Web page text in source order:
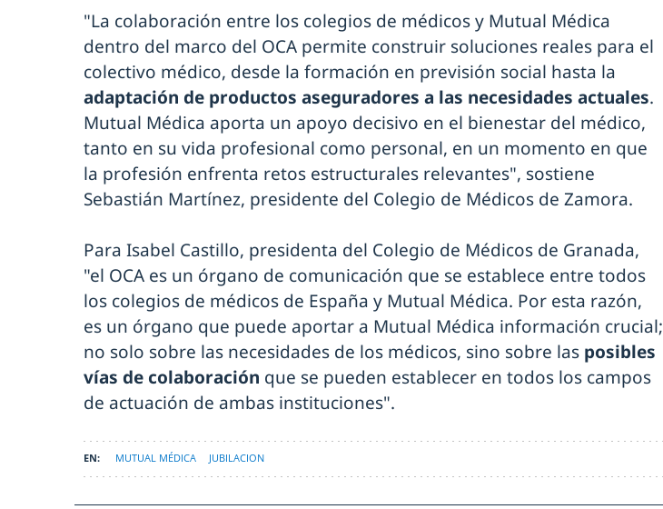
"La colaboración entre los colegios de médicos y Mutual Médica
dentro del marco del OCA permite construir soluciones reales para el
colectivo médico, desde la formación en previsión social hasta la
adaptación de productos aseguradores a las necesidades actuales.
Mutual Médica aporta un apoyo decisivo en el bienestar del médico,
tanto en su vida profesional como personal, en un momento en que
la profesión enfrenta retos estructurales relevantes", sostiene
Sebastián Martínez, presidente del Colegio de Médicos de Zamora.
Para Isabel Castillo, presidenta del Colegio de Médicos de Granada,
"el OCA es un órgano de comunicación que se establece entre todos
los colegios de médicos de España y Mutual Médica. Por esta razón,
es un órgano que puede aportar a Mutual Médica información crucial;
no solo sobre las necesidades de los médicos, sino sobre las posibles
vías de colaboración que se pueden establecer en todos los campos
de actuación de ambas instituciones".
MUTUAL MÉDICA JUBILACION